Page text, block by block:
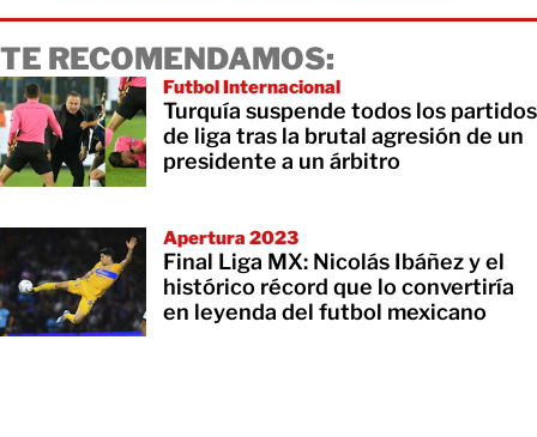
TE RECOMENDAMOS:
Futbol Internacional
Turquía suspende todos los partidos
de liga tras la brutal agresión de un
presidente a un árbitro
Apertura 2023
Final Liga MX: Nicolás Ibáñez y el
histórico récord que lo convertiría
en leyenda del futbol mexicano